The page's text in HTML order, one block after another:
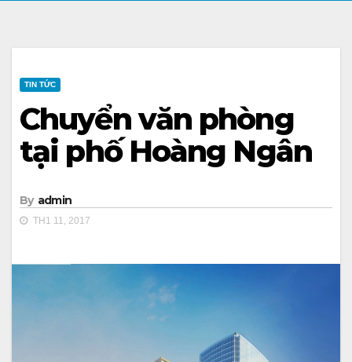
TIN TỨC
Chuyển văn phòng
tại phố Hoàng Ngân
By admin
TH1 11, 2017